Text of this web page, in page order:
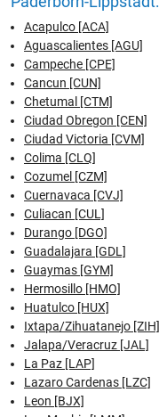
Acapulco [ACA]
Aguascalientes [AGU]
Campeche [CPE]
Cancun [CUN]
Chetumal [CTM]
Ciudad Obregon [CEN]
Ciudad Victoria [CVM]
Colima [CLQ]
Cozumel [CZM]
Cuernavaca [CVJ]
Culiacan [CUL]
Durango [DGO]
Guadalajara [GDL]
Guaymas [GYM]
Hermosillo [HMO]
Huatulco [HUX]
Ixtapa/Zihuatanejo [ZIH]
Jalapa/Veracruz [JAL]
La Paz [LAP]
Lazaro Cardenas [LZC]
Leon [BJX]